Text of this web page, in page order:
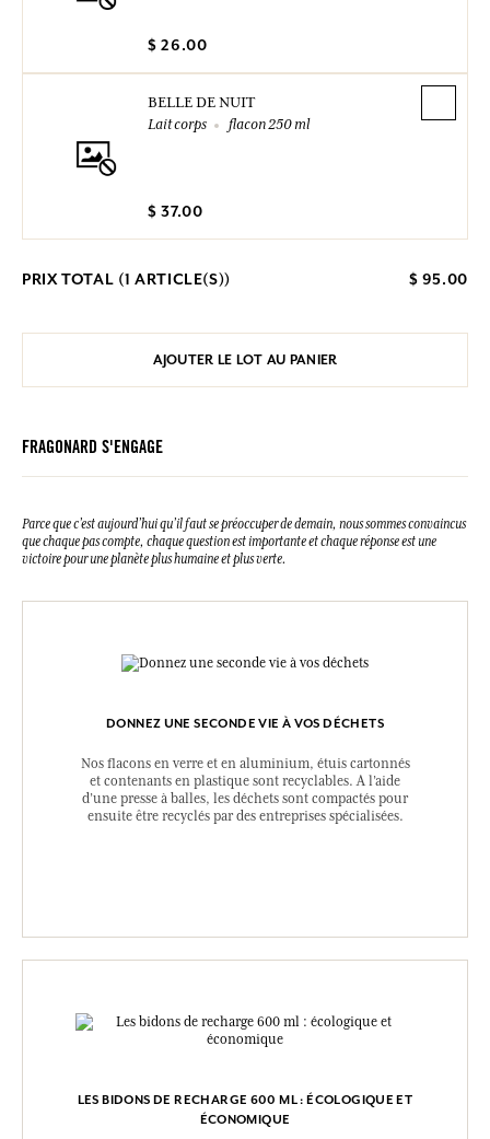
$ 26.00
BELLE DE NUIT
Lait corps
flacon 250 ml
$ 37.00
PRIX TOTAL (1 ARTICLE(S)) $ 95.00
AJOUTER LE LOT AU PANIER
FRAGONARD S'ENGAGE
Parce que c’est aujourd’hui qu’il faut se préoccuper de demain, nous sommes convaincus
que chaque pas compte, chaque question est importante et chaque réponse est une
victoire pour une planète plus humaine et plus verte.
DONNEZ UNE SECONDE VIE À VOS DÉCHETS
Nos flacons en verre et en aluminium, étuis cartonnés
et contenants en plastique sont recyclables. A l’aide
d’une presse à balles, les déchets sont compactés pour
ensuite être recyclés par des entreprises spécialisées.
LES BIDONS DE RECHARGE 600 ML : ÉCOLOGIQUE ET
ÉCONOMIQUE